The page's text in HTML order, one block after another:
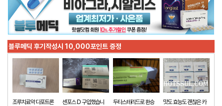
블루메딕 후기작성시 10,000포인트 증정
조루치료약 다포트론
센포스 D 구입했습니
두타스테리드로 환승
맛도 효능도 괜찮은 카